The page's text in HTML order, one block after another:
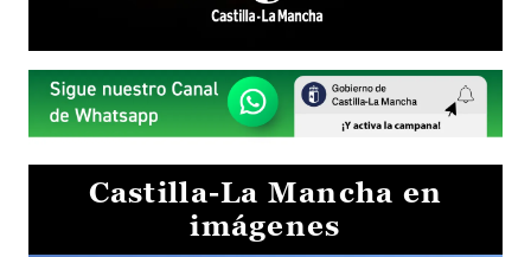
Castilla-La Mancha en
imágenes